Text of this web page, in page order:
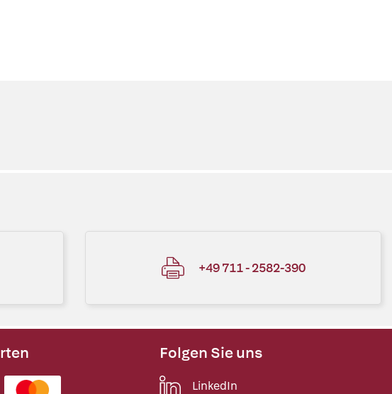
+49 711 - 2582-390
Folgen Sie uns
LinkedIn